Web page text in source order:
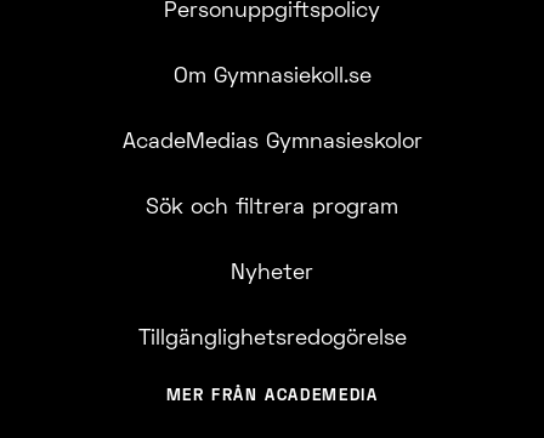
Personuppgiftspolicy
Om Gymnasiekoll.se
AcadeMedias Gymnasieskolor
Sök och filtrera program
Nyheter
Tillgänglighetsredogörelse
MER FRÅN ACADEMEDIA